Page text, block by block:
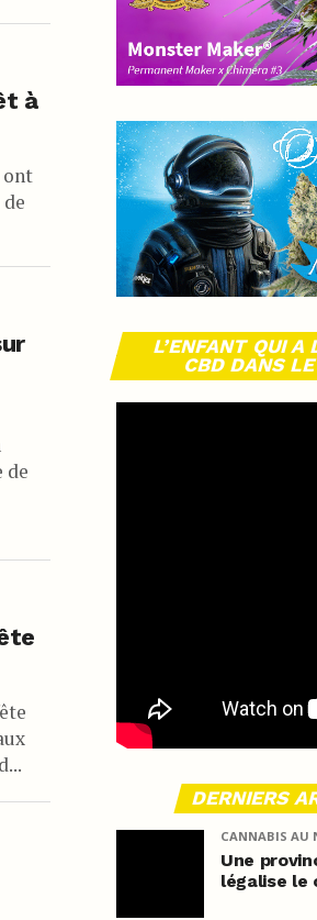
à
ont
de
L’ENFANT QUI A
CBD DANS
DERNIERS
CANNABIS AU
Une
légalise le